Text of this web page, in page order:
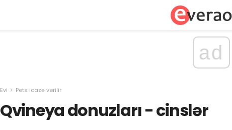
ad
Evi Pets icazə verilir
Qvineya donuzları - cinslər